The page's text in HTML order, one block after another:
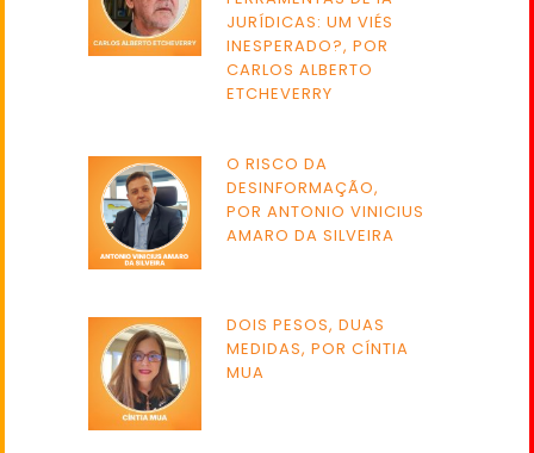
JURÍDICAS: UM VIÉS
INESPERADO?, POR
CARLOS ALBERTO
ETCHEVERRY
O RISCO DA
DESINFORMAÇÃO,
POR ANTONIO VINICIUS
AMARO DA SILVEIRA
DOIS PESOS, DUAS
MEDIDAS, POR CÍNTIA
MUA